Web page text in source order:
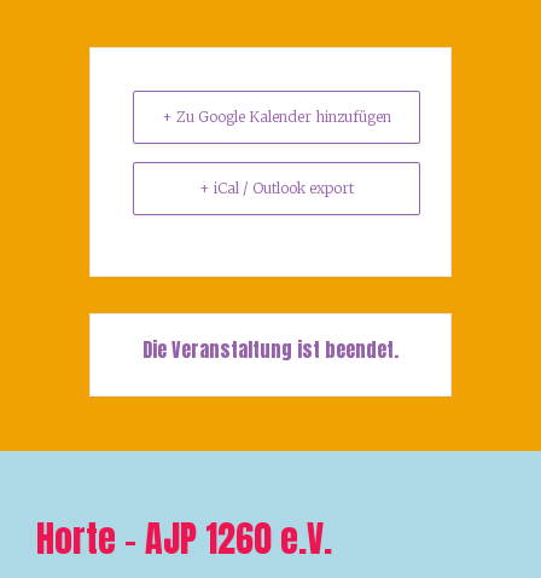
+ Zu Google Kalender hinzufügen
+ iCal / Outlook export
Die Veranstaltung ist beendet.
Horte – AJP 1260 e.V.